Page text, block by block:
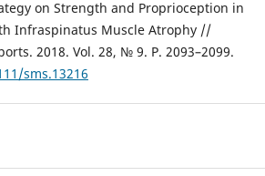
on Strength and Proprioception in
Infraspinatus Muscle Atrophy //
2018. Vol. 28, № 9. P. 2093–2099.
sms.13216